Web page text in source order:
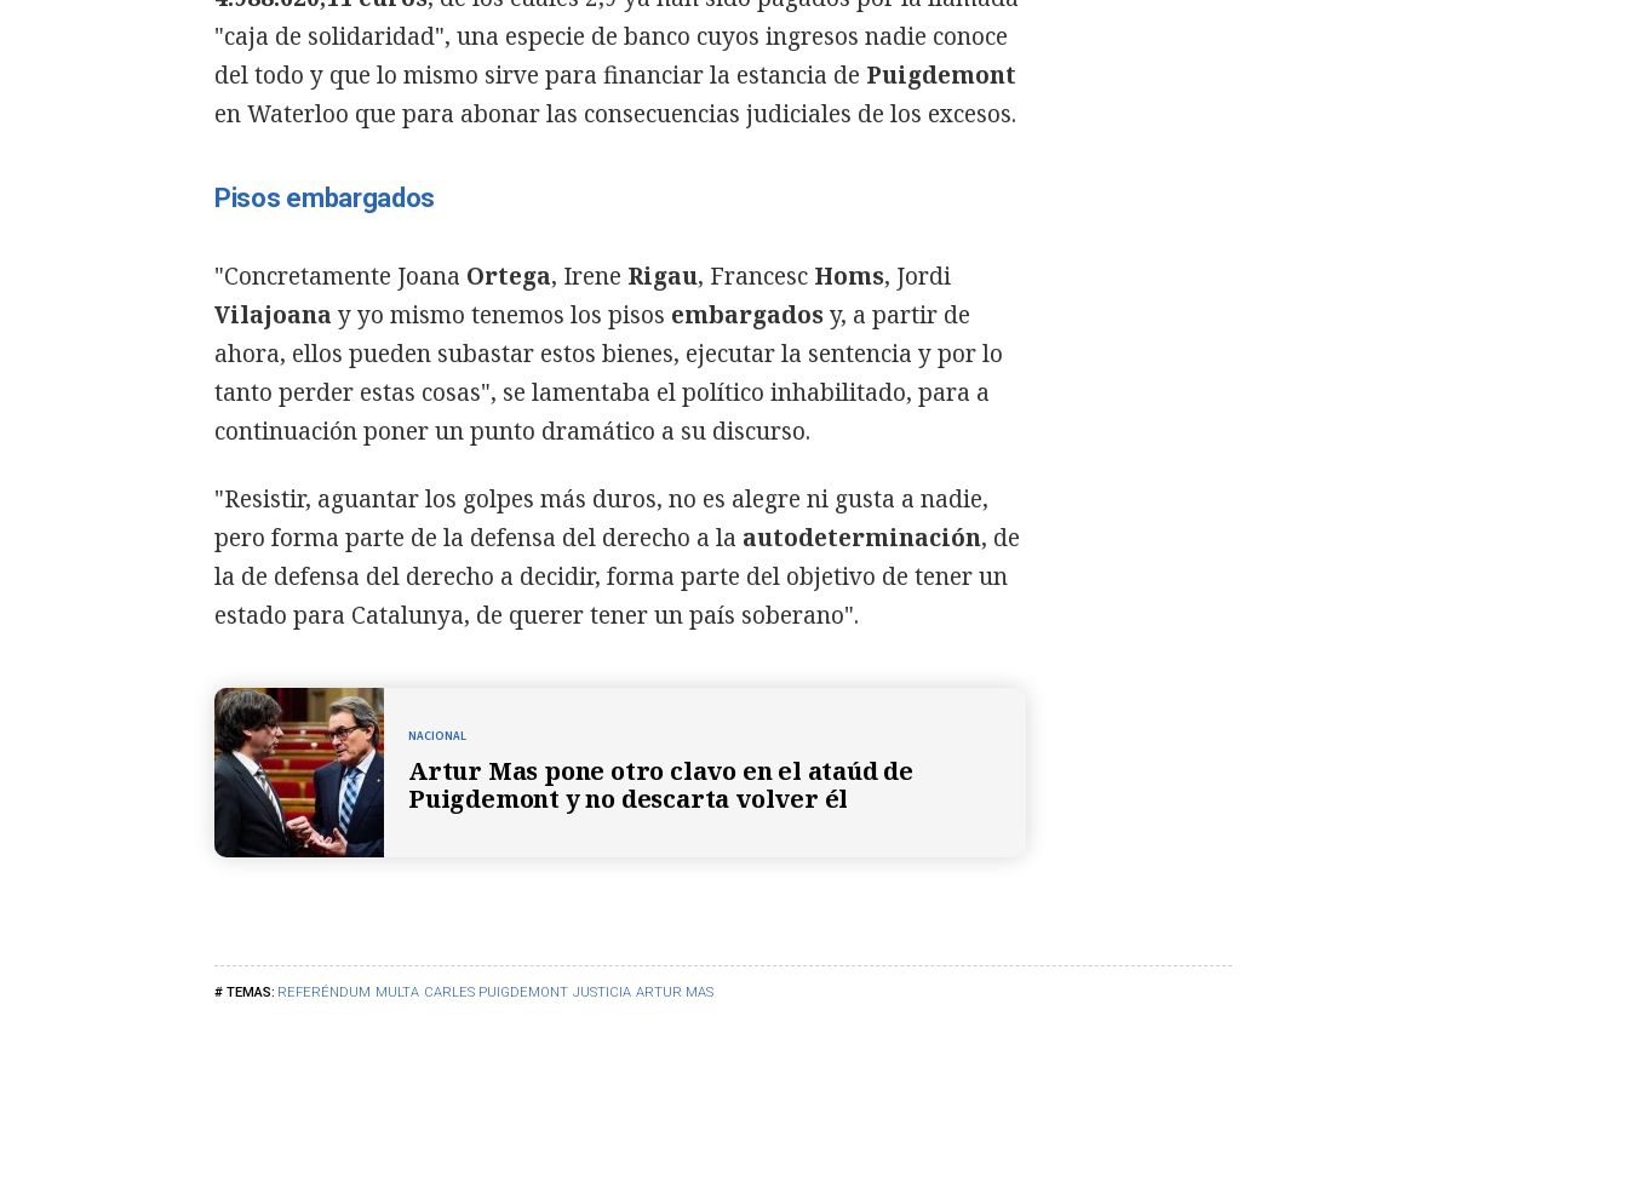
REFERÉNDUM MULTA CARLES PUIGDEMONT JUSTICIA ARTUR MAS
"caja de solidaridad", una especie de banco cuyos ingresos nadie conoce
del todo y que lo mismo sirve para financiar la estancia de Puigdemont
en Waterloo que para abonar las consecuencias judiciales de los excesos.
Pisos embargados
"Concretamente Joana Ortega, Irene Rigau, Francesc Homs, Jordi
Vilajoana y yo mismo tenemos los pisos embargadosy, a partir de
ahora, ellos pueden subastar estos bienes, ejecutar la sentencia y por lo
tanto perder estas cosas", se lamentaba el político inhabilitado, para a
continuación poner un punto dramático a su discurso.
"Resistir, aguantar los golpes más duros, no es alegre ni gusta a nadie,
pero forma parte de la defensa del derecho a la autodeterminación, de
la de defensa del derecho a decidir, forma parte del objetivo de tener un
estado para Catalunya, de querer tener un país soberano".
NACIONAL
Artur Mas pone otro clavo en el ataúd de
Puigdemont y no descarta volver él